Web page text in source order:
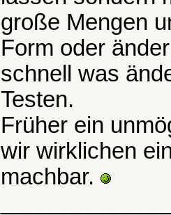
große Mengen
Form oder
schnell was
Testen.
Früher ein
wir wirklichen
machbar.